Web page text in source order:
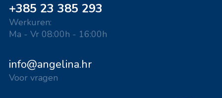
+385 23 385 293
Werkuren:
Ma - Vr 08:00h - 16:00h
info@angelina.hr
Voor vragen